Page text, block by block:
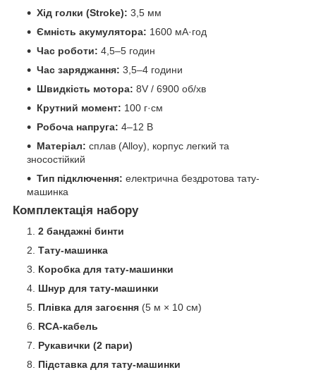
Хід голки (Stroke): 3,5 мм
Ємність акумулятора: 1600 мА·год
Час роботи: 4,5–5 годин
Час заряджання: 3,5–4 години
Швидкість мотора: 8V / 6900 об/хв
Крутний момент: 100 г·см
Робоча напруга: 4–12 В
Матеріал: сплав (Alloy), корпус легкий та
зносостійкий
Тип підключення: електрична бездротова тату-
машинка
Комплектація набору
2 бандажні бинти
Тату-машинка
Коробка для тату-машинки
Шнур для тату-машинки
Плівка для загоєння (5 м × 10 см)
RCA-кабель
Рукавички (2 пари)
Підставка для тату-машинки